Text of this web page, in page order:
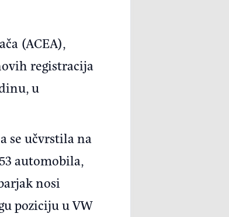
(ACEA),
registracija
u
se učvrstila na
automobila,
nosi
poziciju u VW